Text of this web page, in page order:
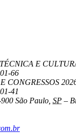
E
66
CONGRESSOS
41
São Paulo SP –